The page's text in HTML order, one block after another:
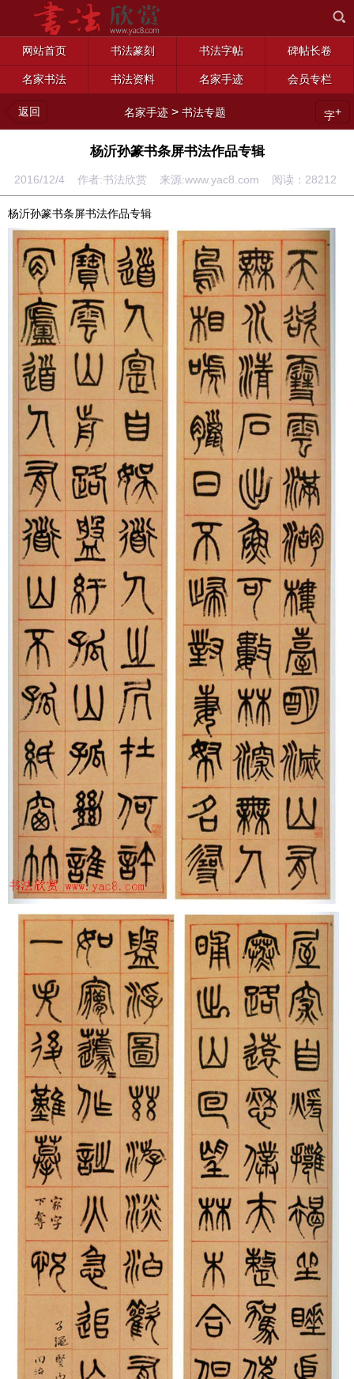
网站首页 书法篆刻 书法字帖 碑帖长卷
名家书法 书法资料 名家手迹 会员专栏
返回 名家手迹 >书法专题 字+
杨沂孙篆书条屏书法作品专辑
2016/12/4 作者:书法欣赏 来源:www.yac8.com 阅读： 28212
杨沂孙篆书条屏书法作品专辑